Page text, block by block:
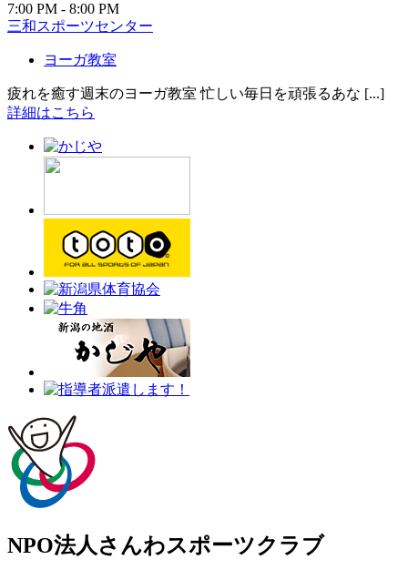
7:00 PM - 8:00 PM
三和スポーツセンター
ヨーガ教室
疲れを癒す週末のヨーガ教室 忙しい毎日を頑張るあな [...]
詳細はこちら
NPO法人さんわスポーツクラブ